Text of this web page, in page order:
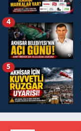
4
5